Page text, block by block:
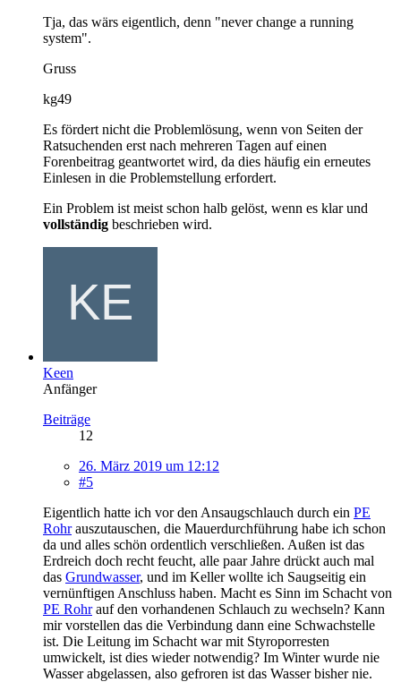
Tja, das wärs eigentlich, denn "never change a running
system".
Gruss
kg49
Es fördert nicht die Problemlösung, wenn von Seiten der
Ratsuchenden erst nach mehreren Tagen auf einen
Forenbeitrag geantwortet wird, da dies häufig ein erneutes
Einlesen in die Problemstellung erfordert.
Ein Problem ist meist schon halb gelöst, wenn es klar und
vollständig beschrieben wird.
Keen
Anfänger
Beiträge
12
26. März 2019 um 12:12
#5
Eigentlich hatte ich vor den Ansaugschlauch durch ein PE
Rohrauszutauschen, die Mauerdurchführung habe ich schon
da und alles schön ordentlich verschließen. Außen ist das
Erdreich doch recht feucht, alle paar Jahre drückt auch mal
das Grundwasser, und im Keller wollte ich Saugseitig ein
vernünftigen Anschluss haben. Macht es Sinn im Schacht von
PE Rohrauf den vorhandenen Schlauch zu wechseln? Kann
mir vorstellen das die Verbindung dann eine Schwachstelle
ist. Die Leitung im Schacht war mit Styroporresten
umwickelt, ist dies wieder notwendig? Im Winter wurde nie
Wasser abgelassen, also gefroren ist das Wasser bisher nie.